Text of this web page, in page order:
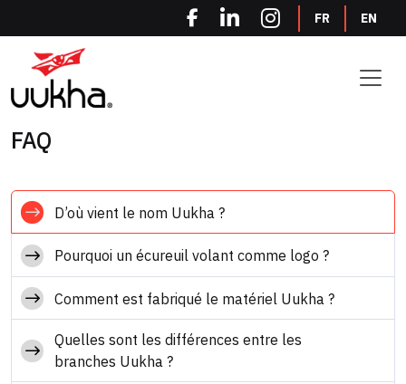
FR EN
FAQ
D’où vient le nom Uukha ?
Pourquoi un écureuil volant comme logo ?
Comment est fabriqué le matériel Uukha ?
Quelles sont les différences entre les
branches Uukha ?
Panneau de gestion des cookies